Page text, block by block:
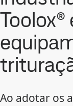
Ao adotar os